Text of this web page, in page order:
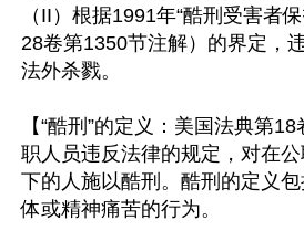
（II）根据1991年“酷刑受害者
28卷第1350节注解）的界定，
法外杀戮。
【“酷刑”的定义：美国法典第
职人员违反法律的规定，对在
下的人施以酷刑。酷刑的定义
体或精神痛苦的行为。